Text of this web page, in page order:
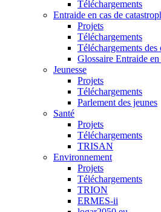
Téléchargements
Entraide en cas de
Projets
Téléchargements
Téléchargements
Glossaire Entraide
Jeunesse
Projets
Téléchargements
Parlement des jeunes
Santé
Projets
Téléchargements
TRISAN
Environnement
Projets
Téléchargements
TRION
ERMES-ii